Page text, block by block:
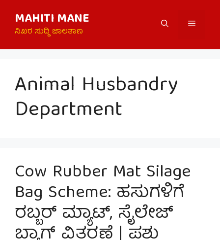
content
MAHITI MANE
ನಿಖರ ಸುದ್ದಿ ಜಾಲತಾಣ
Menu
Animal Husbandry
Department
Cow Rubber Mat Silage
Bag Scheme: ಹಸುಗಳಿಗೆ
ರಬ್ಬರ್ ಮ್ಯಾಟ್, ಸೈಲೇಜ್